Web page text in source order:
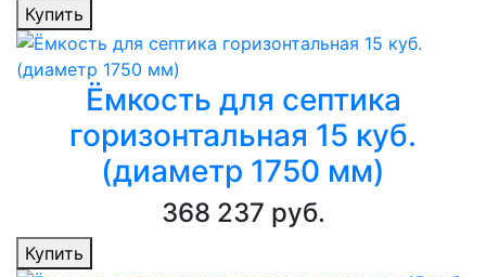
Купить
Ёмкость для септика
горизонтальная 15 куб.
(диаметр 1750 мм)
368 237 руб.
Купить